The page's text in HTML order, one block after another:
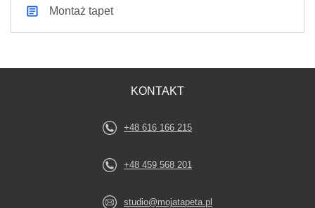
Montaż tapet
KONTAKT
+48 616 166 215
+48 459 568 201
studio@mojatapeta.pl